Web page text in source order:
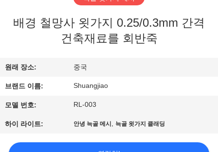
개
견
학
배경 철망사 욋가지 0.25/0.3mm 간격
건축재료를 회반죽
원래 장소: 중국
브랜드 이름: Shuangjiao
모델 번호: RL-003
하이 라이트: 안녕 늑골 메시 , 늑골 욋가지 클래딩